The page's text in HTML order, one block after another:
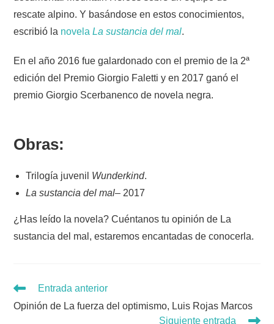
rescate alpino. Y basándose en estos conocimientos,
escribió la novelaLa sustancia del mal.
En el año 2016 fue galardonado con el premio de la 2ª
edición del Premio Giorgio Faletti y en 2017 ganó el
premio Giorgio Scerbanenco de novela negra.
Obras:
Trilogía juvenil Wunderkind.
La sustancia del mal– 2017
¿Has leído la novela? Cuéntanos tu opinión de La
sustancia del mal, estaremos encantadas de conocerla.
Leer
artículos
Entrada anterior
Opinión de La fuerza del optimismo, Luis Rojas Marcos
Siguiente entrada